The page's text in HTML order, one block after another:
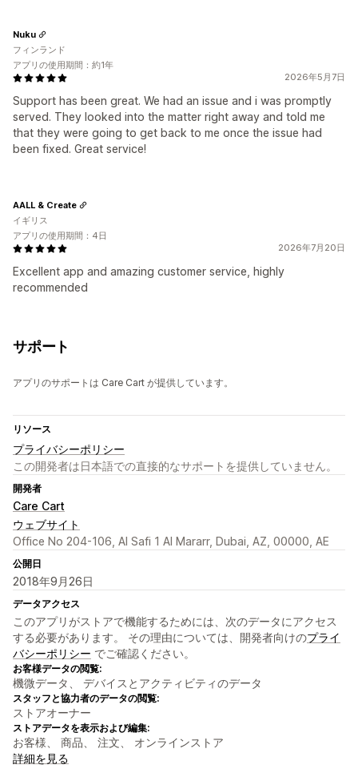
2026年5月7日
Support has been great. We had an issue and i was promptly
served. They looked into the matter right away and told me
that they were going to get back to me once the issue had
been fixed. Great service!
Nuku
フィンランド
アプリの使用期間：約1年
2026年7月20日
Excellent app and amazing customer service, highly
recommended
AALL & Create
イギリス
アプリの使用期間：4日
サポート
アプリのサポートは Care Cart が提供しています。
リソース
プライバシーポリシー
この開発者は日本語での直接的なサポートを提供していません。
開発者
Care Cart
ウェブサイト
Office No 204-106, Al Safi 1 Al Mararr, Dubai, AZ, 00000, AE
公開日
2018年9月26日
データアクセス
このアプリがストアで機能するためには、次のデータにアクセス
する必要があります。 その理由については、開発者向けのプライ
バシーポリシー でご確認ください。
お客様データの閲覧:
機微データ、 デバイスとアクティビティのデータ
スタッフと協力者のデータの閲覧:
ストアオーナー
ストアデータを表示および編集:
お客様、 商品、 注文、 オンラインストア
詳細を見る